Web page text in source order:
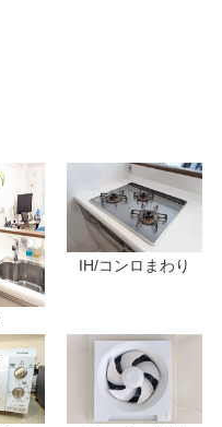
IH/コンロまわり